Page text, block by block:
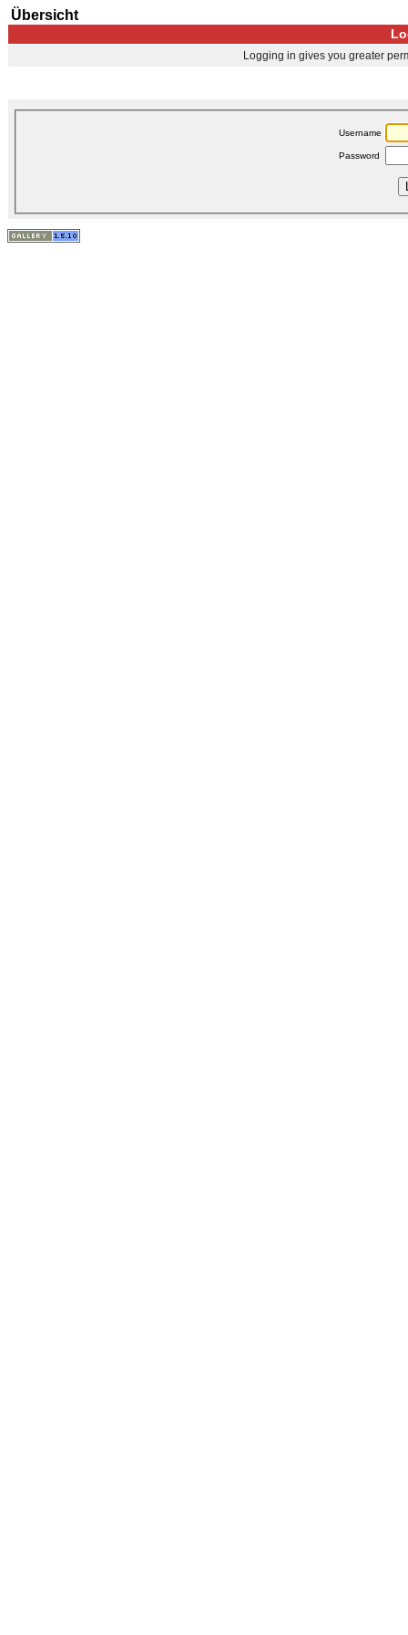
Übersicht
Logging in gives you greater
Username
Password